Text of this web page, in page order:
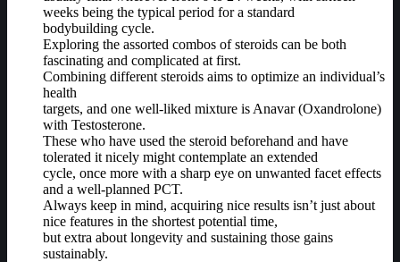
weeks being the typical period for a standard
bodybuilding cycle.
Exploring the assorted combos of steroids can be both
fascinating and complicated at first.
Combining different steroids aims to optimize an individual’s
health
targets, and one well-liked mixture is Anavar (Oxandrolone)
with Testosterone.
These who have used the steroid beforehand and have
tolerated it nicely might contemplate an extended
cycle, once more with a sharp eye on unwanted facet effects
and a well-planned PCT.
Always keep in mind, acquiring nice results isn’t just about
nice features in the shortest potential time,
but extra about longevity and sustaining those gains
sustainably.